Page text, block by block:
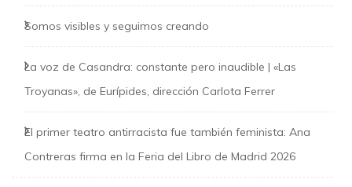
Somos visibles y seguimos creando
La voz de Casandra: constante pero inaudible | «Las
Troyanas», de Eurípides, dirección Carlota Ferrer
El primer teatro antirracista fue también feminista: Ana
Contreras firma en la Feria del Libro de Madrid 2026